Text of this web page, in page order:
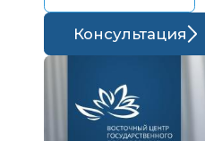
Консультация